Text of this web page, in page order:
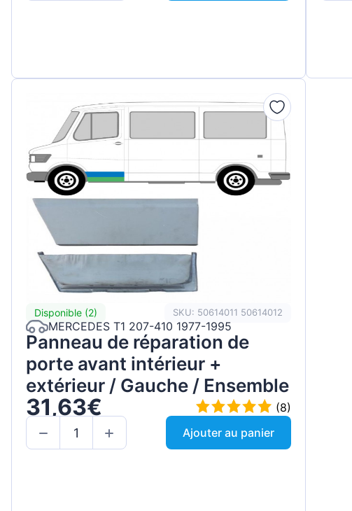
Disponible (2) SKU: 50614011 50614012
MERCEDES T1 207-410 1977-1995
Panneau de réparation de
porte avant intérieur +
extérieur / Gauche / Ensemble
31,63€
(8)
Ajouter au panier